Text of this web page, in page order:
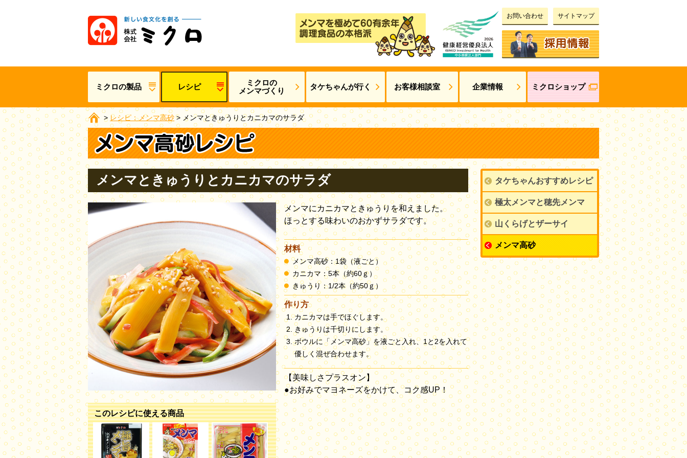
お問い合わせ サイトマップ
ミクロの製品 レシピ
ミクロの
メンマづくり
タケちゃんが行く お客様相談室 企業情報 ミクロショップ
> レシピ：メンマ高砂> メンマときゅうりとカニカマのサラダ
メンマときゅうりとカニカマのサラダ
このレシピに使える商品
メンマにカニカマときゅうりを和えました。
ほっとする味わいのおかずサラダです。
材料
メンマ高砂：1袋（液ごと）
カニカマ：5本（約60ｇ）
きゅうり：1/2本（約50ｇ）
作り方
カニカマは手でほぐします。
きゅうりは千切りにします。
ボウルに「メンマ高砂」を液ごと入れ、1と2を入れて
優しく混ぜ合わせます。
【美味しさプラスオン】
●お好みでマヨネーズをかけて、コク感UP！
タケちゃんおすすめレシピ
極太メンマと穂先メンマ
山くらげとザーサイ
メンマ高砂